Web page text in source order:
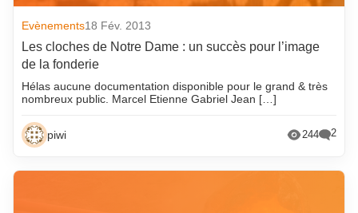
Evènements18 Fév. 2013
Les cloches de Notre Dame : un succès pour l’image
de la fonderie
Hélas aucune documentation disponible pour le grand & très
nombreux public. Marcel Etienne Gabriel Jean […]
piwi 244 2